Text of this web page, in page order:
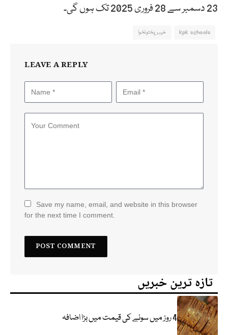
23 دسمبر سے 28 فروری 2025 تک ہوں گی۔
kpk schools خیبرپختونخوا
LEAVE A REPLY
Save my name, email, and website in this browser
for the next time I comment.
تازہ ترین خبریں
4 روز میں سونے کی قیمت میں بڑا اضافہ